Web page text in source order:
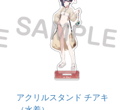
アクリルスタンド チアキ